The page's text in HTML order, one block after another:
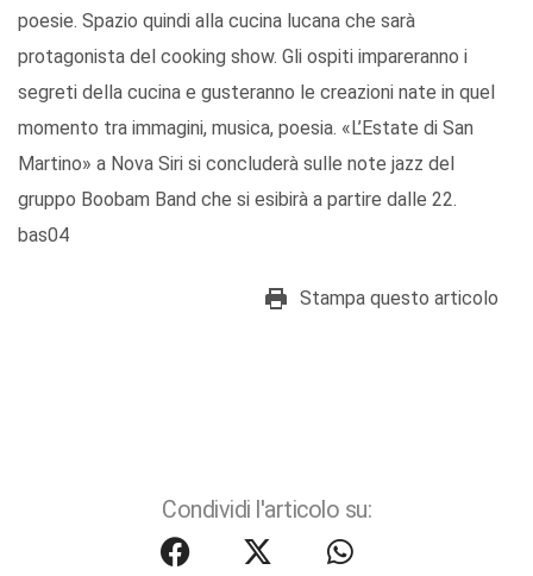
poesie. Spazio quindi alla cucina lucana che sarà
protagonista del cooking show. Gli ospiti impareranno i
segreti della cucina e gusteranno le creazioni nate in quel
momento tra immagini, musica, poesia. «L’Estate di San
Martino» a Nova Siri si concluderà sulle note jazz del
gruppo Boobam Band che si esibirà a partire dalle 22.
bas04
Stampa questo articolo
Condividi l'articolo su: